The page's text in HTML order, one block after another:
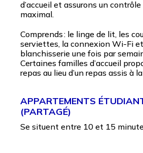
d’accueil et assurons un
maximal.
Comprends : le linge de lit, les
serviettes, la connexion Wi-Fi
blanchisserie une fois par
Certaines familles d’accueil
repas au lieu d’un repas assis à
APPARTEMENTS
(PARTAGÉ)
Se situent entre 10 et 15